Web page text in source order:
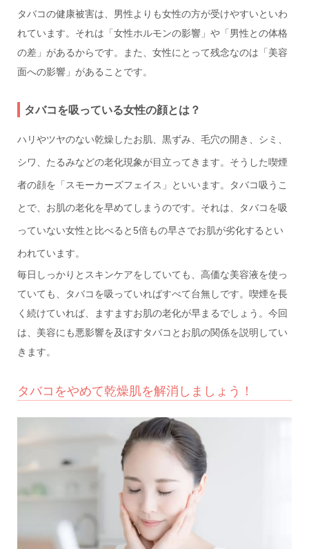
タバコの健康被害は、男性よりも女性の方が受けやすいといわ
れています。それは「女性ホルモンの影響」や「男性との体格
の差」があるからです。また、女性にとって残念なのは「美容
面への影響」があることです。
タバコを吸っている女性の顔とは？
ハリやツヤのない乾燥したお肌、黒ずみ、毛穴の開き、シミ、
シワ、たるみなどの老化現象が目立ってきます。そうした喫煙
者の顔を「スモーカーズフェイス」といいます。タバコ吸うこ
とで、お肌の老化を早めてしまうのです。それは、タバコを吸
っていない女性と比べると5倍もの早さでお肌が劣化するとい
われています。
毎日しっかりとスキンケアをしていても、高価な美容液を使っ
ていても、タバコを吸っていればすべて台無しです。喫煙を長
く続けていれば、ますますお肌の老化が早まるでしょう。今回
は、美容にも悪影響を及ぼすタバコとお肌の関係を説明してい
きます。
タバコをやめて乾燥肌を解消しましょう！